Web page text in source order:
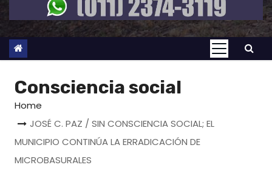
Consciencia social
Home
JOSÉ C. PAZ / SIN CONSCIENCIA SOCIAL; EL
MUNICIPIO CONTINÚA LA ERRADICACIÓN DE
MICROBASURALES